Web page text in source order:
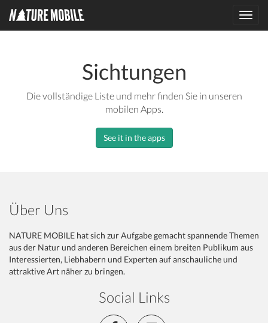
Sichtungen
Die vollständige Liste und mehr finden Sie in unseren
mobilen Apps.
See it in the apps
Über Uns
NATURE MOBILE hat sich zur Aufgabe gemacht spannende Themen
aus der Natur und anderen Bereichen einem breiten Publikum aus
Interessierten, Liebhabern und Experten auf anschauliche und
attraktive Art näher zu bringen.
Social Links